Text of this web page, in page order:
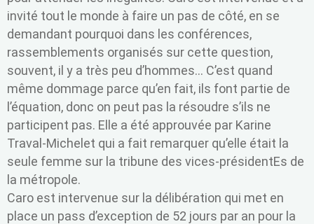
invité tout le monde à faire un pas de côté, en se
demandant pourquoi dans les conférences,
rassemblements organisés sur cette question,
souvent, il y a très peu d’hommes… C’est quand
même dommage parce qu’en fait, ils font partie de
l’équation, donc on peut pas la résoudre s’ils ne
participent pas. Elle a été approuvée par Karine
Traval-Michelet qui a fait remarquer qu’elle était la
seule femme sur la tribune des vices-présidentEs de
la métropole.
Caro est intervenue sur la délibération qui met en
place un pass d’exception de 52 jours par an pour la